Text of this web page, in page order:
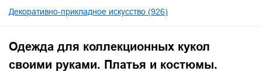
Декоративно-прикладное искусство (926)
Одежда для коллекционных кукол
своими руками. Платья и костюмы.